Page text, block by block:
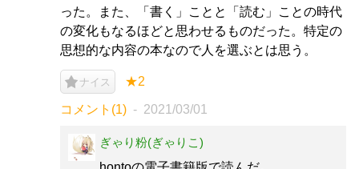
った。また、「書く」ことと「読む」ことの時代
の変化もなるほどと思わせるものだった。特定の
思想的な内容の本なので人を選ぶとは思う。
ナイス ★2
コメント(1) 2021/03/01
ぎゃり粉(ぎゃりこ)